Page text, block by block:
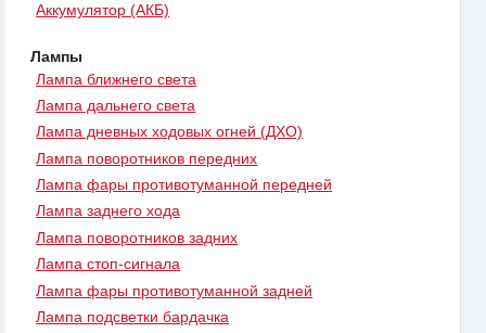
Аккумулятор (АКБ)
Лампы
Лампа ближнего света
Лампа дальнего света
Лампа дневных ходовых огней (ДХО)
Лампа поворотников передних
Лампа фары противотуманной передней
Лампа заднего хода
Лампа поворотников задних
Лампа стоп-сигнала
Лампа фары противотуманной задней
Лампа подсветки бардачка